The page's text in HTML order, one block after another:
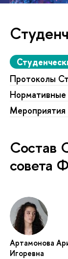
Протоколы
Мероприятия
Состав
совета
Артамонова
Игоревна